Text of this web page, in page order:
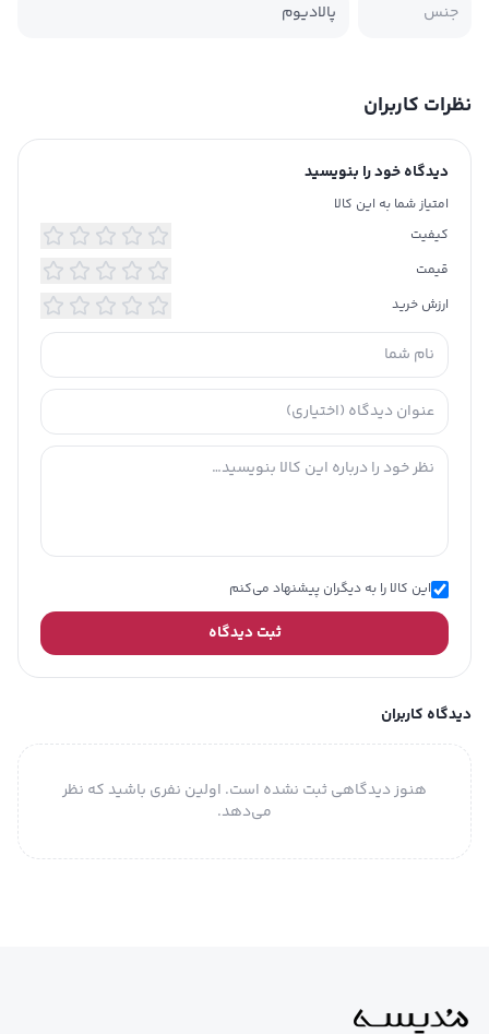
جنس پالادیوم
نظرات کاربران
دیدگاه خود را بنویسید
امتیاز شما به این کالا
کیفیت
قیمت
ارزش خرید
این کالا را به دیگران پیشنهاد می‌کنم
ثبت دیدگاه
دیدگاه کاربران
هنوز دیدگاهی ثبت نشده است. اولین نفری باشید که نظر
می‌دهد.